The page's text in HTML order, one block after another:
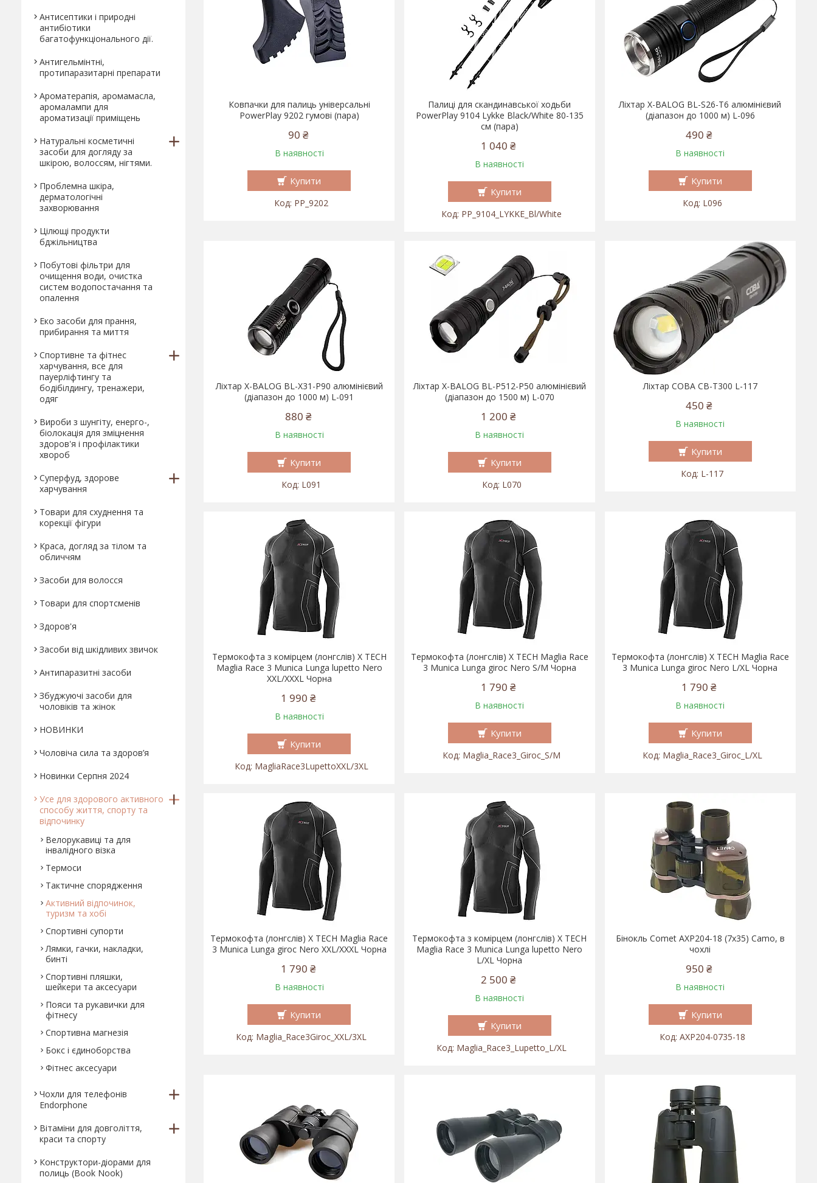
Ковпачки для палиць універсальні
PowerPlay 9202 гумові (пара)
90 ₴
В наявності
Купити
PP_9202
Палиці для скандинавської ходьби
PowerPlay 9104 Lykke Black/White 80-135
см (пара)
1 040 ₴
В наявності
Купити
PP_9104_LYKKE_Bl/White
Ліхтар X-BALOG BL-S26-T6 алюмінієвий
(діапазон до 1000 м) L-096
490 ₴
В наявності
Купити
L096
Ліхтар X-BALOG BL-X31-P90 алюмінієвий
(діапазон до 1000 м) L-091
880 ₴
В наявності
Купити
L091
Ліхтар X-BALOG BL-P512-P50 алюмінієвий
(діапазон до 1500 м) L-070
1 200 ₴
В наявності
Купити
L070
Ліхтар COBA CB-T300 L-117
450 ₴
В наявності
Купити
L-117
Термокофта з комірцем (лонгслів) X TECH
Maglia Race 3 Munica Lunga lupetto Nero
XXL/XXXL Чорна
1 990 ₴
В наявності
Купити
MagliaRace3LupettoXXL/3XL
Термокофта (лонгслів) X TECH Maglia Race
3 Munica Lunga giroc Nero S/M Чорна
1 790 ₴
В наявності
Купити
Maglia_Race3_Giroc_S/M
Термокофта (лонгслів) X TECH Maglia Race
3 Munica Lunga giroc Nero L/XL Чорна
1 790 ₴
В наявності
Купити
Maglia_Race3_Giroc_L/XL
Термокофта (лонгслів) X TECH Maglia Race
3 Munica Lunga giroc Nero XXL/XXXL Чорна
1 790 ₴
В наявності
Купити
Maglia_Race3Giroc_XXL/3XL
Термокофта з комірцем (лонгслів) X TECH
Maglia Race 3 Munica Lunga lupetto Nero
L/XL Чорна
2 500 ₴
В наявності
Купити
Maglia_Race3_Lupetto_L/XL
Бінокль Comet AXP204-18 (7x35) Camo, в
чохлі
950 ₴
В наявності
Купити
AXP204-0735-18
Антисептики і природні
антибіотики
багатофункціонального дії.
Антигельмінтні,
протипаразитарні препарати
Ароматерапія, аромамасла,
аромалампи для
ароматизації приміщень
Натуральні косметичні
засоби для догляду за
шкірою, волоссям, нігтями.
Проблемна шкіра,
дерматологічні
захворювання
Цілющі продукти
бджільництва
Побутові фільтри для
очищення води, очистка
систем водопостачання та
опалення
Еко засоби для прання,
прибирання та миття
Спортивне та фітнес
харчування, все для
пауерліфтингу та
бодібілдингу, тренажери,
одяг
Вироби з шунгіту, енерго-,
біолокація для зміцнення
здоров'я і профілактики
хвороб
Суперфуд, здорове
харчування
Товари для схуднення та
корекції фігури
Краса, догляд за тілом та
обличчям
Засоби для волосся
Товари для спортсменів
Здоров'я
Засоби від шкідливих звичок
Антипаразитні засоби
Збуджуючі засоби для
чоловіків та жінок
НОВИНКИ
Чоловіча сила та здоров’я
Новинки Серпня 2024
Усе для здорового активного
способу життя, спорту та
відпочинку
Велорукавиці та для
інвалідного візка
Термоси
Тактичне спорядження
Активний відпочинок,
туризм та хобі
Спортивні супорти
Лямки, гачки, накладки,
бинті
Спортивні пляшки,
шейкери та аксесуари
Пояси та рукавички для
фітнесу
Спортивна магнезія
Бокс і єдиноборства
Фітнес аксесуари
Чохли для телефонів
Endorphone
Вітаміни для довголіття,
краси та спорту
Конструктори-діорами для
полиць (Book Nook)